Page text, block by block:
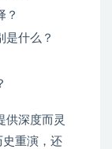
？
是什么？
供深度而灵
史重演，还